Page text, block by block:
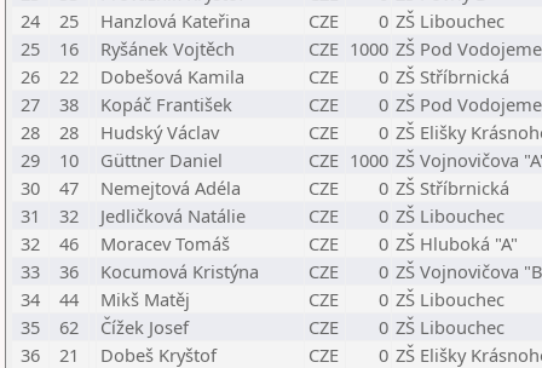
24
25 Hanzlová Kateřina CZE 0 ZŠ Libouchec
25
16 Ryšánek Vojtěch CZE 1000 ZŠ Pod
26
22 Dobešová Kamila CZE 0 ZŠ Stříbrnická
27
38 Kopáč František CZE 0 ZŠ Pod
28
28 Hudský Václav CZE 0 ZŠ Elišky
29
10 Güttner Daniel CZE 1000 ZŠ Vojnovičova
30
47 Nemejtová Adéla CZE 0 ZŠ Stříbrnická
31
32 Jedličková Natálie CZE 0 ZŠ Libouchec
32
46 Moracev Tomáš CZE 0 ZŠ Hluboká "A"
33
36 Kocumová Kristýna CZE 0 ZŠ Vojnovičova
34
44 Mikš Matěj CZE 0 ZŠ Libouchec
35
62 Čížek Josef CZE 0 ZŠ Libouchec
36
21 Dobeš Kryštof CZE 0 ZŠ Elišky